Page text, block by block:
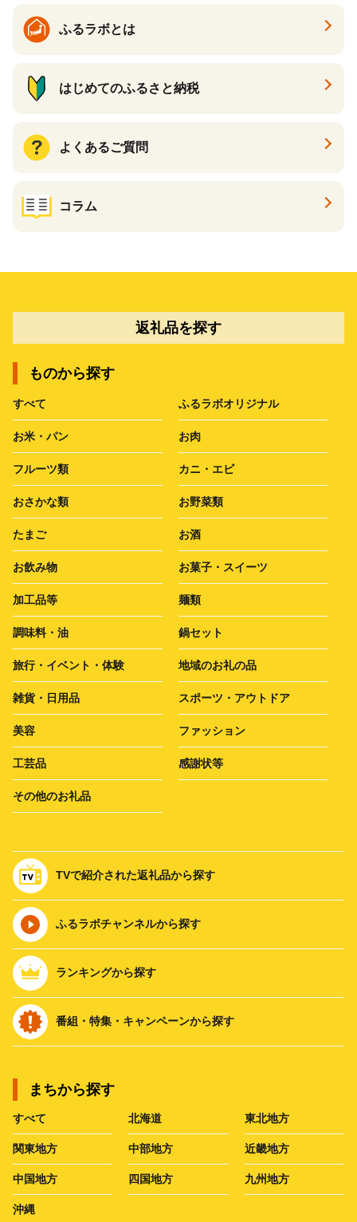
ふるラボとは
はじめてのふるさと納税
よくあるご質問
コラム
返礼品を探す
ものから探す
すべて ふるラボオリジナル
お米・パン お肉
フルーツ類 カニ・エビ
おさかな類 お野菜類
たまご お酒
お飲み物 お菓子・スイーツ
加工品等 麺類
調味料・油 鍋セット
旅行・イベント・体験 地域のお礼の品
雑貨・日用品 スポーツ・アウトドア
美容 ファッション
工芸品 感謝状等
その他のお礼品
TVで紹介された返礼品から探す
ふるラボチャンネルから探す
ランキングから探す
番組・特集・キャンペーンから探す
まちから探す
すべて 北海道 東北地方
関東地方 中部地方 近畿地方
中国地方 四国地方 九州地方
沖縄